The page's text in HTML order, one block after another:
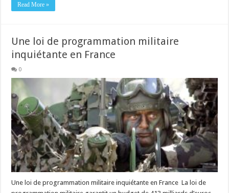
Read More »
Une loi de programmation militaire
inquiétante en France
0
Une loi de programmation militaire inquiétante en France La loi de